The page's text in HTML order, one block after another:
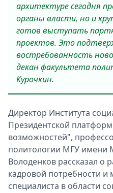
архитектуре сегодня
органы власти, но и
готов выступать
проектов. Это
востребованность
декан факультета
Курочкин.
Директор Института
Президентской
возможностей",
политологии МГУ имени
Володенков рассказал о
кадровой потребности
специалиста в области